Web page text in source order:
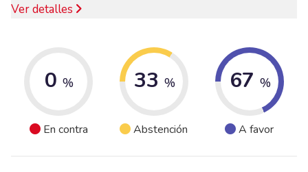
Ver detalles
0 %
En contra
33 %
Abstención
67 %
A favor